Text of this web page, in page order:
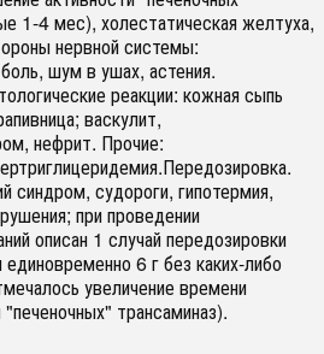
1-4 мес), холестатическая желтуха,
нервной системы:
шум в ушах, астения.
реакции: кожная сыпь
васкулит,
нефрит. Прочие:
синдром, судороги, гипотермия,
при проведении
описан 1 случай передозировки
6 г без каких-либо
увеличение времени
трансаминаз).